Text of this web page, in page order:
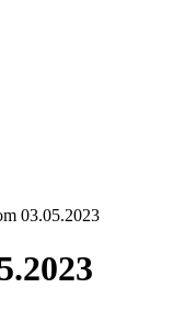
03.05.2023